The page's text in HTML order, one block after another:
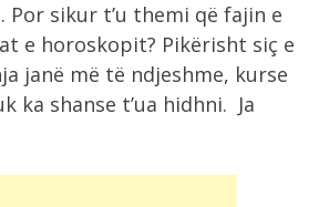
Por sikur t’u themi që fajin e
e horoskopit? Pikërisht siç e
janë më të ndjeshme, kurse
ka shanse t’ua hidhni. Ja